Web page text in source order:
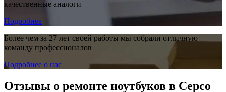
качественные аналоги
Подробнее
Более чем за 27 лет своей работы мы собрали отличную
команду профессионалов
Подробнее о нас
Отзывы о ремонте ноутбуков в Серсо